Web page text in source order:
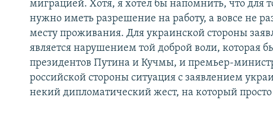
миграцией. Хотя, я хотел бы напомнить, что для
нужно иметь разрешение на работу, а вовсе не
месту проживания. Для украинской стороны
является нарушением той доброй воли, которая
президентов Путина и Кучмы, и премьер-
российской стороны ситуация с заявлением
некий дипломатический жест, на который